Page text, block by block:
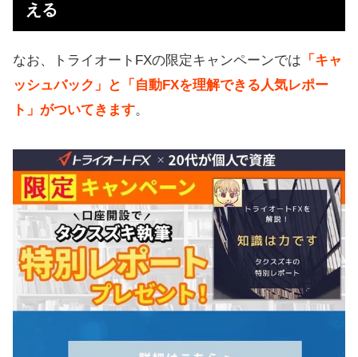
える
なお、トライオートFXの限定キャンペーンでは 「キャ
ッシュバック」と「自動FXを理解できる人気レポー
ト」がついてきます。